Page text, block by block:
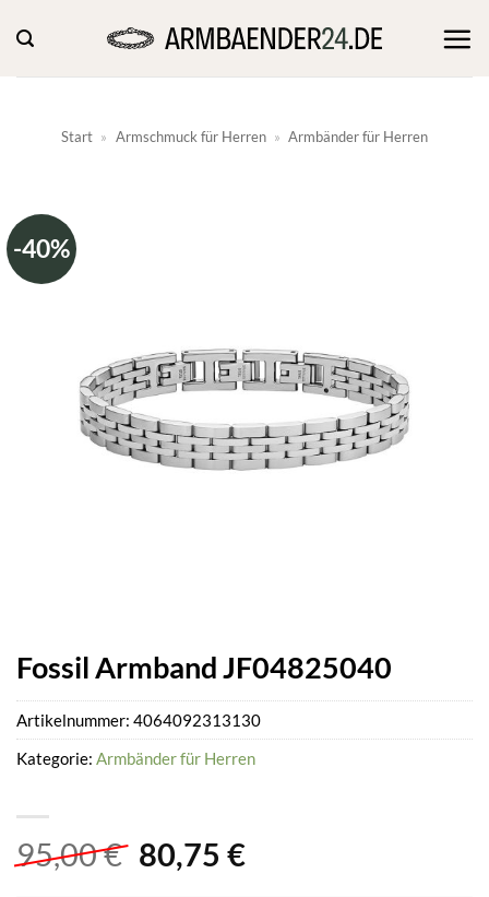
Inhalt
springen
Start » Armschmuck für Herren » Armbänder für Herren
-40%
Fossil Armband JF04825040
95,00€ Ursprünglicher
80,75 €Aktueller
Artikelnummer: 4064092313130
Kategorie: Armbänder für Herren